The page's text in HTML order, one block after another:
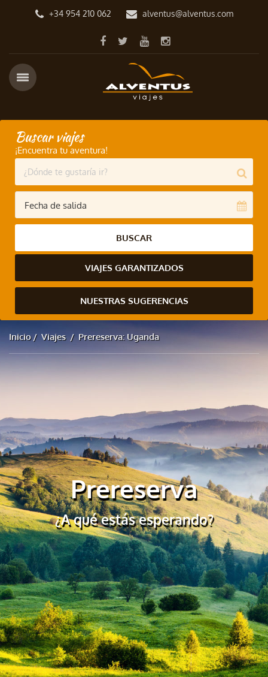
+34 954 210 062 alventus@alventus.com
Buscar viajes
¡Encuentra tu aventura!
BUSCAR
VIAJES GARANTIZADOS
NUESTRAS SUGERENCIAS
Inicio Viajes Prereserva: Uganda
Prereserva
¿A qué estás esperando?